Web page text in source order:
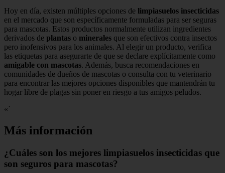
Hoy en día, existen múltiples opciones de limpiasuelos insecticidas
en el mercado que son específicamente formuladas para ser seguras
para mascotas. Estos productos normalmente utilizan ingredientes
derivados de plantas o minerales que son efectivos contra insectos
pero inofensivos para los animales. Al elegir un producto, verifica
las etiquetas para asegurarte de que se declare explícitamente como
amigable con mascotas. Además, busca recomendaciones en
comunidades de dueños de mascotas o consulta con tu veterinario
para encontrar las mejores opciones disponibles que mantendrán tu
hogar libre de plagas sin poner en riesgo a tus amigos peludos.
«`
Más información
¿Cuáles son los mejores limpiasuelos insecticidas que
son seguros para mascotas?